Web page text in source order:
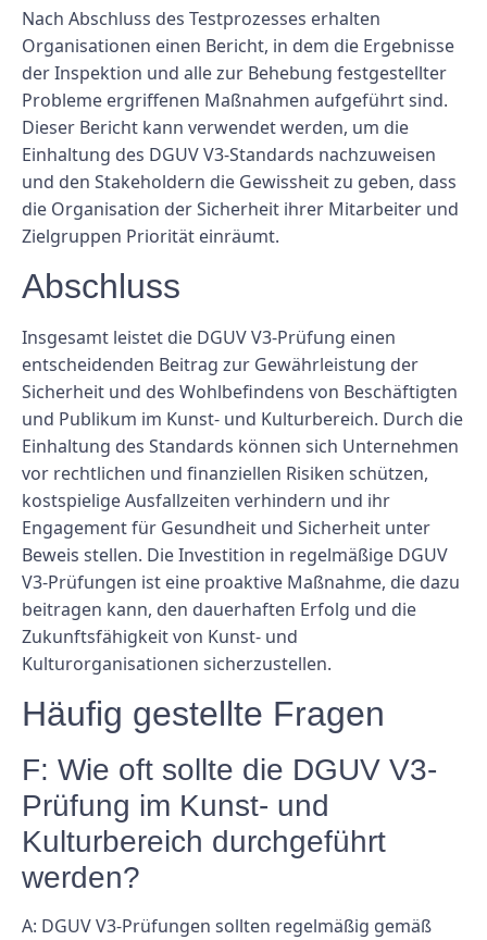
Nach Abschluss des Testprozesses erhalten
Organisationen einen Bericht, in dem die Ergebnisse
der Inspektion und alle zur Behebung festgestellter
Probleme ergriffenen Maßnahmen aufgeführt sind.
Dieser Bericht kann verwendet werden, um die
Einhaltung des DGUV V3-Standards nachzuweisen
und den Stakeholdern die Gewissheit zu geben, dass
die Organisation der Sicherheit ihrer Mitarbeiter und
Zielgruppen Priorität einräumt.
Abschluss
Insgesamt leistet die DGUV V3-Prüfung einen
entscheidenden Beitrag zur Gewährleistung der
Sicherheit und des Wohlbefindens von Beschäftigten
und Publikum im Kunst- und Kulturbereich. Durch die
Einhaltung des Standards können sich Unternehmen
vor rechtlichen und finanziellen Risiken schützen,
kostspielige Ausfallzeiten verhindern und ihr
Engagement für Gesundheit und Sicherheit unter
Beweis stellen. Die Investition in regelmäßige DGUV
V3-Prüfungen ist eine proaktive Maßnahme, die dazu
beitragen kann, den dauerhaften Erfolg und die
Zukunftsfähigkeit von Kunst- und
Kulturorganisationen sicherzustellen.
Häufig gestellte Fragen
F: Wie oft sollte die DGUV V3-
Prüfung im Kunst- und
Kulturbereich durchgeführt
werden?
A: DGUV V3-Prüfungen sollten regelmäßig gemäß